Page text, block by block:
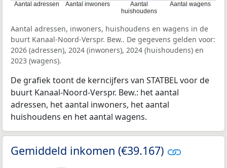
Aantal adressen Aantal inwoners
Aantal
huishoudens
Aantal wagens
Aantal adressen, inwoners, huishoudens en wagens in de
buurt Kanaal-Noord-Verspr. Bew.. De gegevens gelden voor:
2026 (adressen), 2024 (inwoners), 2024 (huishoudens) en
2023 (wagens).
De grafiek toont de kerncijfers van STATBEL voor de
buurt Kanaal-Noord-Verspr. Bew.: het aantal
adressen, het aantal inwoners, het aantal
huishoudens en het aantal wagens.
Gemiddeld inkomen (€39.167)